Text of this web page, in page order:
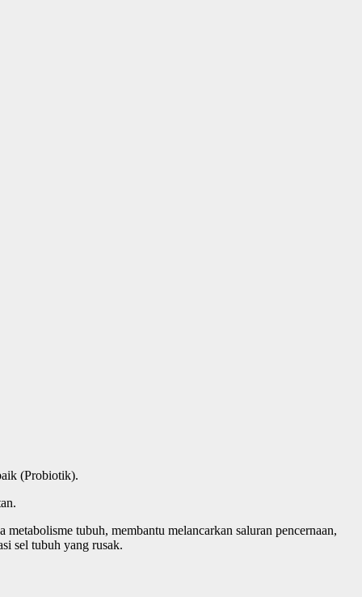
(Probiotik).
tubuh, membantu melancarkan saluran pencernaan,
sel tubuh yang rusak.